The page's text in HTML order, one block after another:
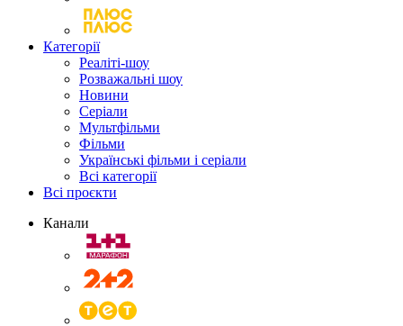
Категорії
Реаліті-шоу
Розважальні шоу
Новини
Серіали
Мультфільми
Фільми
Українські фільми і серіали
Всі категорії
Всі проєкти
Канали